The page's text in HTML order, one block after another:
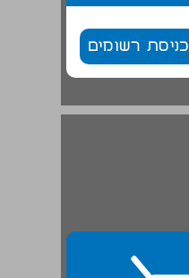
כניסת רשומים